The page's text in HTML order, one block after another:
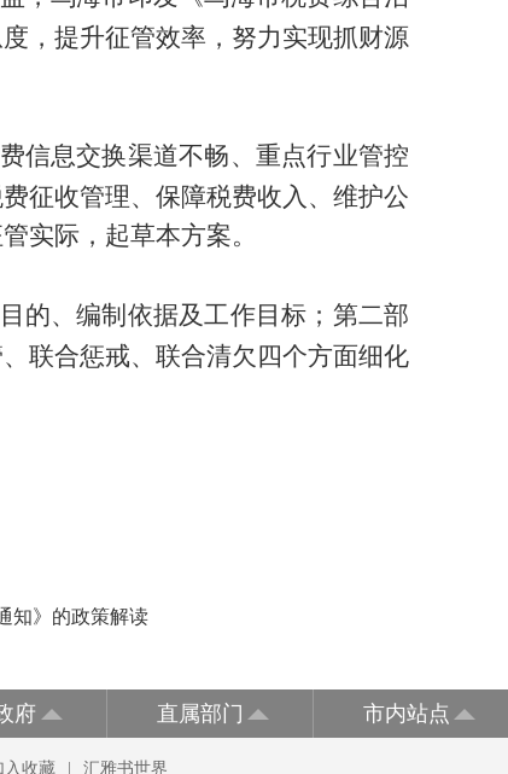
，提升征管效率，努力实现抓财源
信息交换渠道不畅、重点行业管控
征收管理、保障税费收入、维护公
实际，起草本方案。
的、编制依据及工作目标；第二部
联合惩戒、联合清欠四个方面细化
知》的政策解读
府 直属部门 市内站点
入收藏 汇雅书世界